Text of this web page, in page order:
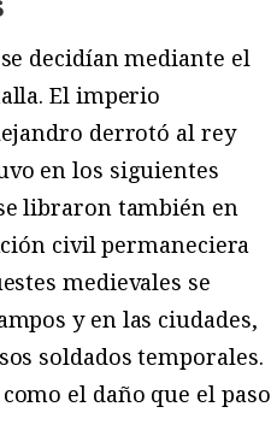
decidían mediante el
El imperio
derrotó al rey
en los siguientes
libraron también en
civil permaneciera
medievales se
y en las ciudades,
soldados temporales.
el daño que el paso